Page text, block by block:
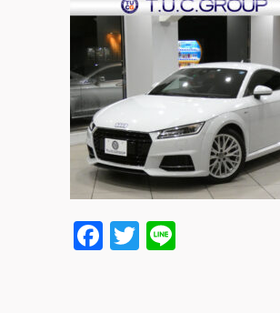
Facebook
Twitter